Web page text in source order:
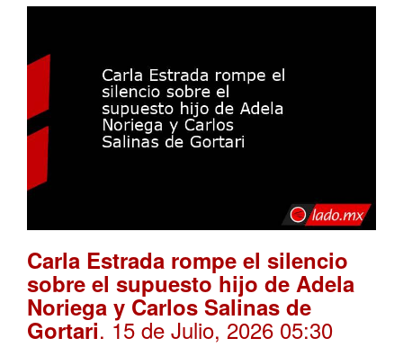
Carla Estrada rompe el silencio
sobre el supuesto hijo de Adela
Noriega y Carlos Salinas de
Gortari. 15 de Julio, 2026 05:30